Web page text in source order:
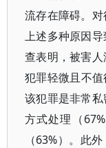
流存在障碍。
上述多种原因
查表明，被害
犯罪轻微且不
该犯罪是非常
方式处理（
（63%）。此